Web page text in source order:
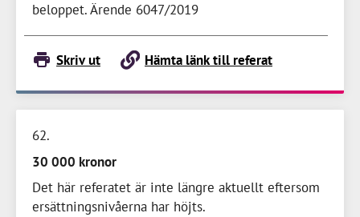
beloppet. Ärende 6047/2019
Skriv ut Hämta länk till referat
62
30 000 kronor
Det här referatet är inte längre aktuellt eftersom
ersättningsnivåerna har höjts.